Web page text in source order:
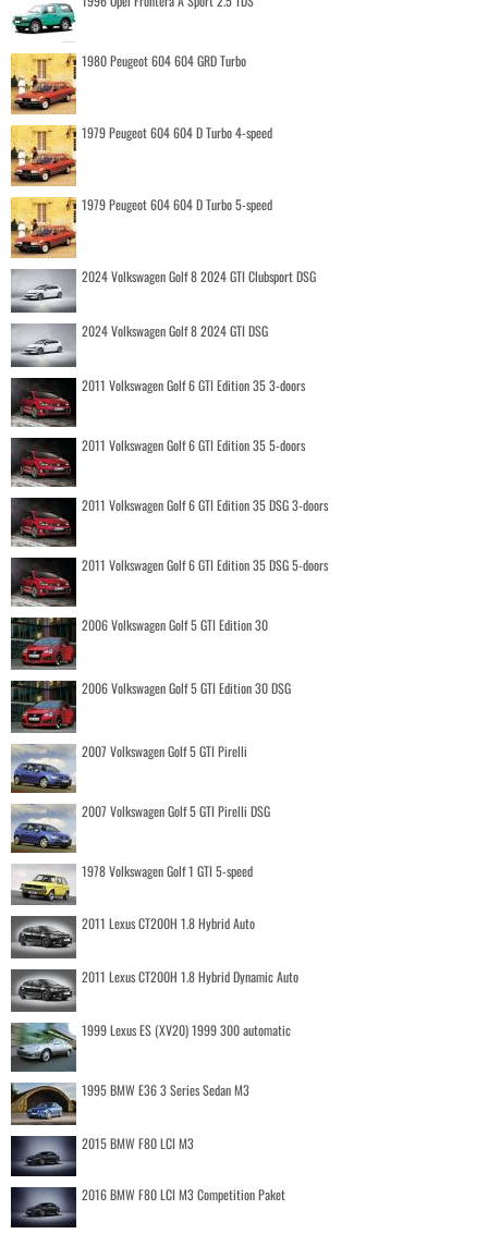
1980 Peugeot 604 604 GRD Turbo
1979 Peugeot 604 604 D Turbo 4-speed
1979 Peugeot 604 604 D Turbo 5-speed
2024 Volkswagen Golf 8 2024 GTI Clubsport DSG
2024 Volkswagen Golf 8 2024 GTI DSG
2011 Volkswagen Golf 6 GTI Edition 35 3-doors
2011 Volkswagen Golf 6 GTI Edition 35 5-doors
2011 Volkswagen Golf 6 GTI Edition 35 DSG 3-doors
2011 Volkswagen Golf 6 GTI Edition 35 DSG 5-doors
2006 Volkswagen Golf 5 GTI Edition 30
2006 Volkswagen Golf 5 GTI Edition 30 DSG
2007 Volkswagen Golf 5 GTI Pirelli
2007 Volkswagen Golf 5 GTI Pirelli DSG
1978 Volkswagen Golf 1 GTI 5-speed
2011 Lexus CT200H 1.8 Hybrid Auto
2011 Lexus CT200H 1.8 Hybrid Dynamic Auto
1999 Lexus ES (XV20) 1999 300 automatic
1995 BMW E36 3 Series Sedan M3
2015 BMW F80 LCI M3
2016 BMW F80 LCI M3 Competition Paket